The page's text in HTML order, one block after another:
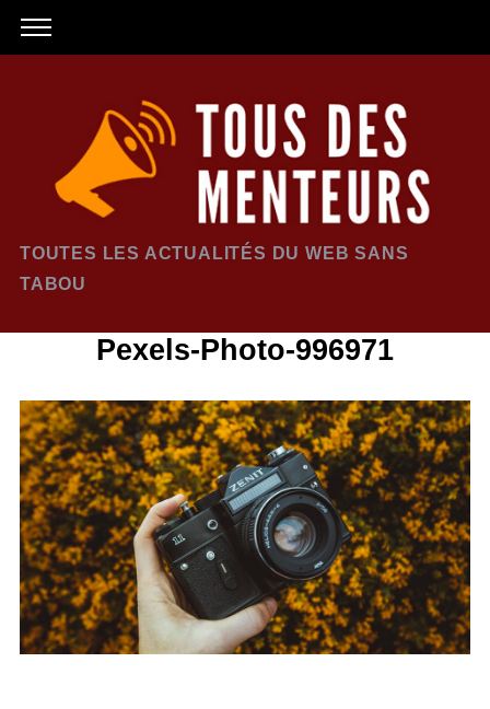
TOUTES LES ACTUALITÉS DU WEB SANS
TABOU
Pexels-Photo-996971
S